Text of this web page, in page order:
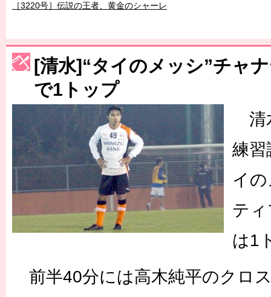
［3220号］伝説の王者、黄金のシャーレ
［3230号］世界一への夢は終わらない
［3223号］一丸。日本出陣
［3222号］史上最大のW杯開幕 注目は「個」
長谷川 アーリアジャスールさんがシンポジウム「気候変動から命
[清水]“タイのメッシ”チャ
で1トップ
清
練習
イ
テ
は1
前半40分には高木純平のクロ